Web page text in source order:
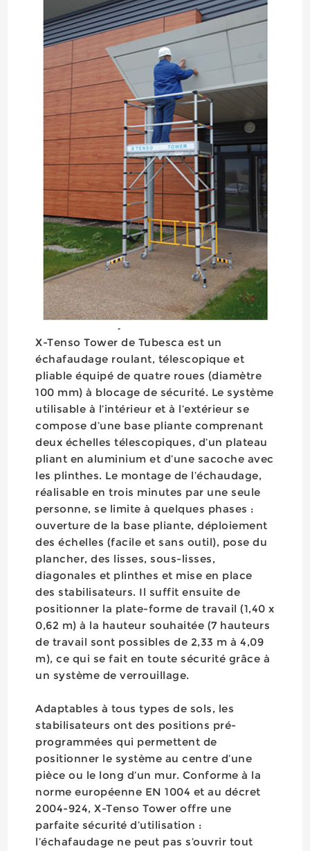
X-Tenso Tower de Tubesca est un
échafaudage roulant, télescopique et
pliable équipé de quatre roues (diamètre
100 mm) à blocage de sécurité. Le système
utilisable à l’intérieur et à l’extérieur se
compose d’une base pliante comprenant
deux échelles télescopiques, d’un plateau
pliant en aluminium et d’une sacoche avec
les plinthes. Le montage de l’échaudage,
réalisable en trois minutes par une seule
personne, se limite à quelques phases :
ouverture de la base pliante, déploiement
des échelles (facile et sans outil), pose du
plancher, des lisses, sous-lisses,
diagonales et plinthes et mise en place
des stabilisateurs. Il suffit ensuite de
positionner la plate-forme de travail (1,40 x
0,62 m) à la hauteur souhaitée (7 hauteurs
de travail sont possibles de 2,33 m à 4,09
m), ce qui se fait en toute sécurité grâce à
un système de verrouillage.
Adaptables à tous types de sols, les
stabilisateurs ont des positions pré-
programmées qui permettent de
positionner le système au centre d’une
pièce ou le long d’un mur. Conforme à la
norme européenne EN 1004 et au décret
2004-924, X-Tenso Tower offre une
parfaite sécurité d’utilisation :
l’échafaudage ne peut pas s’ouvrir tout